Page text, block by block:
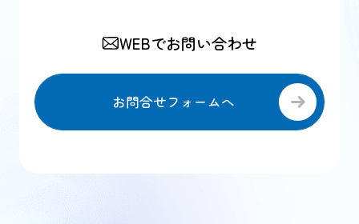
WEBでお問い合わせ
お問合せフォームへ